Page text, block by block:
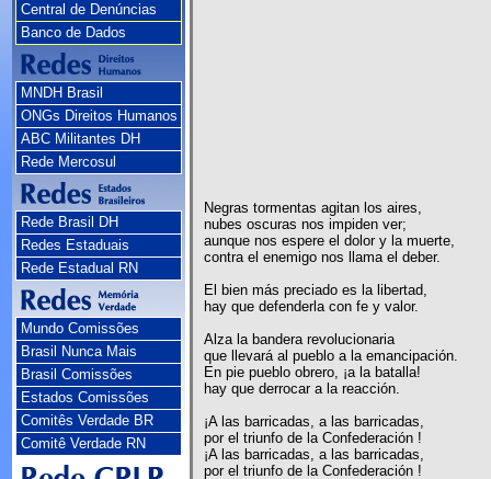
Central de Denúncias
Banco de Dados
MNDH Brasil
ONGs Direitos Humanos
ABC Militantes DH
Rede Mercosul
Rede Brasil DH
Redes Estaduais
Rede Estadual RN
Mundo Comissões
Brasil Nunca Mais
Brasil Comissões
Estados Comissões
Comitês Verdade BR
Comitê Verdade RN
Negras tormentas agitan los aires,
nubes oscuras nos impiden ver;
aunque nos espere el dolor y la muerte,
contra el enemigo nos llama el deber.
El bien más preciado es la libertad,
hay que defenderla con fe y valor.
Alza la bandera revolucionaria
que llevará al pueblo a la emancipación.
En pie pueblo obrero, ¡a la batalla!
hay que derrocar a la reacción.
¡A las barricadas, a las barricadas,
por el triunfo de la Confederación !
¡A las barricadas, a las barricadas,
por el triunfo de la Confederación !